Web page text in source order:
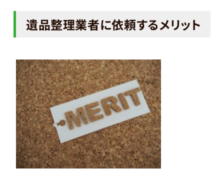
遺品整理業者に依頼するメリット